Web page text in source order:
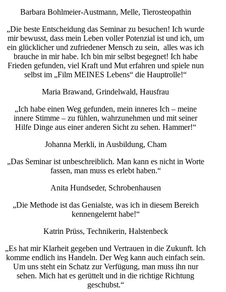
Barbara Bohlmeier-Austmann, Melle, Tierosteopathin
„Die beste Entscheidung das Seminar zu besuchen! Ich wurde
mir bewusst, dass mein Leben voller Potenzial ist und ich, um
ein glücklicher und zufriedener Mensch zu sein, alles was ich
brauche in mir habe. Ich bin mir selbst begegnet! Ich habe
Frieden gefunden, viel Kraft und Mut erfahren und spiele nun
selbst im „Film MEINES Lebens“ die Hauptrolle!“
Maria Brawand, Grindelwald, Hausfrau
„Ich habe einen Weg gefunden, mein inneres Ich – meine
innere Stimme – zu fühlen, wahrzunehmen und mit seiner
Hilfe Dinge aus einer anderen Sicht zu sehen. Hammer!“
Johanna Merkli, in Ausbildung, Cham
„Das Seminar ist unbeschreiblich. Man kann es nicht in Worte
fassen, man muss es erlebt haben.“
Anita Hundseder, Schrobenhausen
„Die Methode ist das Genialste, was ich in diesem Bereich
kennengelernt habe!“
Katrin Prüss, Technikerin, Halstenbeck
„Es hat mir Klarheit gegeben und Vertrauen in die Zukunft. Ich
komme endlich ins Handeln. Der Weg kann auch einfach sein.
Um uns steht ein Schatz zur Verfügung, man muss ihn nur
sehen. Mich hat es gerüttelt und in die richtige Richtung
geschubst.“